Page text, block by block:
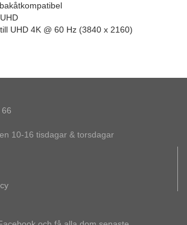
UHD 4K @ 60 Hz (3840 x 2160)
10-16 tisdagar & torsdagar